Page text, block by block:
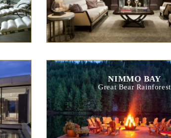
NIMMO BAY
Great Bear Rainforest